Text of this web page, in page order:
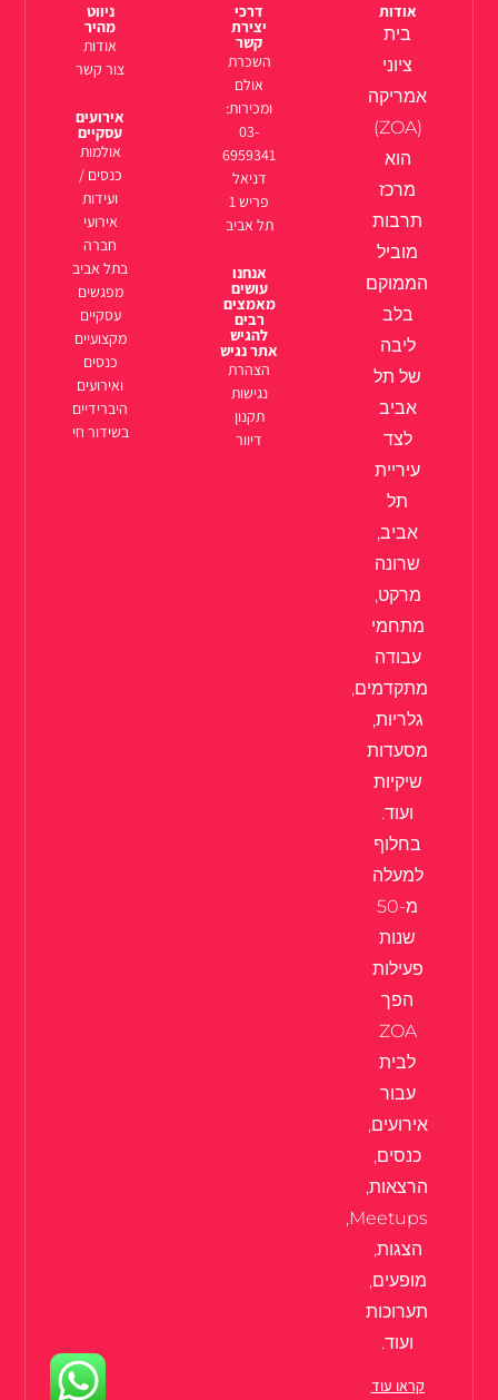
אודות
בית
ציוני
אמריקה
(ZOA)
הוא
מרכז
תרבות
מוביל
הממוקם
בלב
ליבה
של תל
אביב
לצד
עיריית
תל
אביב,
שרונה
מרקט,
מתחמי
עבודה
מתקדמים,
גלריות,
מסעדות
שיקיות
ועוד.
בחלוף
למעלה
מ-50
שנות
פעילות
הפך
ZOA
לבית
עבור
אירועים,
כנסים,
הרצאות,
Meetups,
הצגות,
מופעים,
תערוכות
ועוד.
קראו עוד
דרכי
יצירת
קשר
השכרת
אולם
ומכירות:
03-
6959341
דניאל
פריש 1
תל אביב
אנחנו
עושים
מאמצים
רבים
להגיש
אתר נגיש
הצהרת
נגישות
תקנון
דיוור
ניווט
מהיר
אודות
צור קשר
אירועים
עסקיים
אולמות
כנסים /
ועידות
אירועי
חברה
בתל אביב
מפגשים
עסקיים
מקצועיים
כנסים
ואירועים
היברידיים
בשידור חי